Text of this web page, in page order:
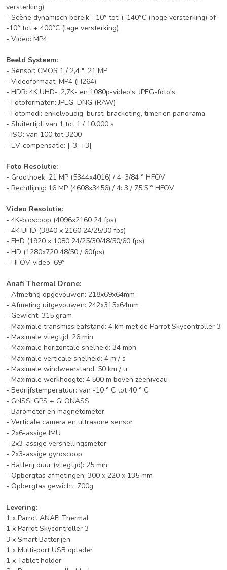
versterking)
- Scène dynamisch bereik: -10° tot + 140°C (hoge versterking) of
-10° tot + 400°C (lage versterking)
- Video: MP4
Beeld Systeem:
- Sensor: CMOS 1 / 2,4 ", 21 MP
- Videoformaat: MP4 (H264)
- HDR: 4K UHD-, 2,7K- en 1080p-video's, JPEG-foto's
- Fotoformaten: JPEG, DNG (RAW)
- Fotomodi: enkelvoudig, burst, bracketing, timer en panorama
- Sluitertijd: van 1 tot 1 / 10.000 s
- ISO: van 100 tot 3200
- EV-compensatie: [-3, +3]
Foto Resolutie:
- Groothoek: 21 MP (5344x4016) / 4: 3/84 ° HFOV
- Rechtlijnig: 16 MP (4608x3456) / 4: 3 / 75,5 ° HFOV
Video Resolutie:
- 4K-bioscoop (4096x2160 24 fps)
- 4K UHD (3840 x 2160 24/25/30 fps)
- FHD (1920 x 1080 24/25/30/48/50/60 fps)
- HD (1280x720 48/50 / 60fps)
- HFOV-video: 69°
Anafi Thermal Drone:
- Afmeting opgevouwen: 218x69x64mm
- Afmeting uitgevouwen: 242x315x64mm
- Gewicht: 315 gram
- Maximale transmissieafstand: 4 km met de Parrot Skycontroller 3
- Maximale vliegtijd: 26 min
- Maximale horizontale snelheid: 34 mph
- Maximale verticale snelheid: 4 m / s
- Maximale windweerstand: 50 km / u
- Maximale werkhoogte: 4.500 m boven zeeniveau
- Bedrijfstemperatuur: van -10 ° C tot 40 ° C
- GNSS: GPS + GLONASS
- Barometer en magnetometer
- Verticale camera en ultrasone sensor
- 2x6-assige IMU
- 2x3-assige versnellingsmeter
- 2x3-assige gyroscoop
- Batterij duur (vliegtijd): 25 min
- Opbergtas afmetingen: 300 x 220 x 135 mm
- Opbergtas gewicht: 700g
Levering:
1 x Parrot ANAFI Thermal
1 x Parrot Skycontroller 3
3 x Smart Batterijen
1 x Multi-port USB oplader
1 x Tablet holder